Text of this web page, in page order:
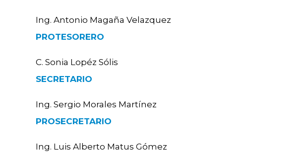
Ing. Antonio Magaña Velazquez
PROTESORERO
C. Sonia Lopéz Sólis
SECRETARIO
Ing. Sergio Morales Martínez
PROSECRETARIO
Ing. Luis Alberto Matus Gómez